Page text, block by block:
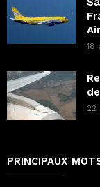
18
22
PRINCIPAUX